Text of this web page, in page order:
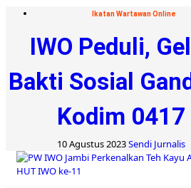
Ikatan Wartawan Online
IWO Peduli,
Bakti Sosial
Kodim 0417
10 Agustus 2023Sendi Jurnalis